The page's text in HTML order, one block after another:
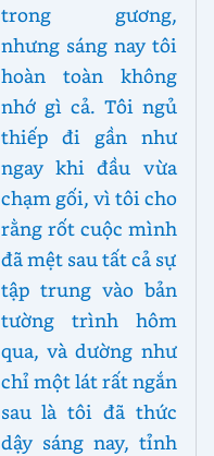
trong gương,
nhưng sáng nay tôi
hoàn toàn không
nhớ gì cả. Tôi ngủ
thiếp đi gần như
ngay khi đầu vừa
chạm gối, vì tôi cho
rằng rốt cuộc mình
đã mệt sau tất cả sự
tập trung vào bản
tường trình hôm
qua, và dường như
chỉ một lát rất ngắn
sau là tôi đã thức
dậy sáng nay, tỉnh